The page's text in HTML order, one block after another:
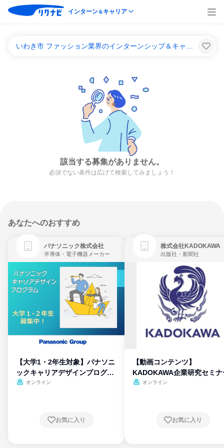
インターン＆キャリア
該当する募集がありません。
必須でない条件は広げて検索してみましょう！
あなたへのおすすめ
パナソニック株式会社
半導体・電子機器メーカー
【大学1・2年生対象】パナソニ
ックキャリアデザインプログラ
ム
オンライン
お気に入り
株式会社KADOKAWA
出版社・新聞社
【動画コンテンツ】
KADOKAWA企業研究セミナ
オンライン
お気に入り